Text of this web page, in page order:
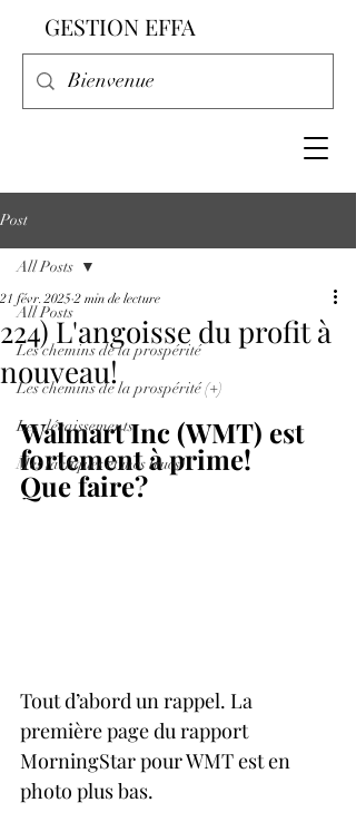
GESTION EFFA
Post
All Posts
Les chemins de la prospérité
Les chemins de la prospérité (+)
Les décaissements
Mes tactiques et mes trucs!
All Posts
224) L'angoisse du profit à
nouveau!
21 févr. 2025 2 min de lecture
Walmart Inc (WMT) est
fortement à prime!
Que faire?
Tout d’abord un rappel. La
première page du rapport
MorningStar pour WMT est en
photo plus bas.